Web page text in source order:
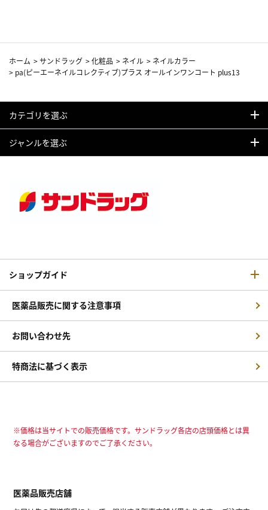
ホーム >サンドラッグ >化粧品 > ネイル > ネイルカラー
> pa(ピーエーネイルコレクティブ)プラス オールインワンコート plus13
カテゴリを選ぶ
ジャンルを選ぶ
ショップガイド
医薬品販売に関する注意事項
お問い合わせ先
特商法に基づく表示
※価格は当サイトでの販売価格です。サンドラッグ各店の店頭価格とは異
なる場合がございますのでご了承ください。
医薬品販売店舗